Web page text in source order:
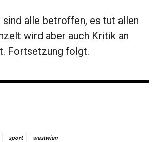
alle betroffen, es tut allen
wird aber auch Kritik an
Fortsetzung folgt.
sport westwien